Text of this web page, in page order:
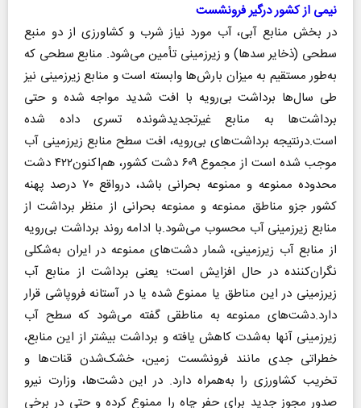
نیمی از کشور درگیر فرونشست
در بخش منابع آبی، آب مورد نیاز شرب و کشاورزی از دو منبع
سطحی (ذخایر سدها) و زیرزمینی تأمین می‌شود. منابع سطحی که
به‌طور مستقیم به میزان بارش‌ها وابسته است و منابع زیرزمینی نیز
طی سال‌ها برداشت بی‌رویه با افت شدید مواجه شده و حتی
برداشت‌ها به منابع غیرتجدیدشونده تسری داده شده
است.درنتیجه برداشت‌های بی‌رویه، افت سطح منابع زیرزمینی آب
موجب شده است از مجموع ۶۰۹ دشت کشور، هم‌اکنون۴۲۲ دشت
محدوده ممنوعه و ممنوعه بحرانی باشد، درواقع ۷۰ درصد پهنه
کشور جزو مناطق ممنوعه و ممنوعه بحرانی از منظر برداشت از
منابع زیرزمینی آب محسوب می‌شود.با ادامه روند برداشت بی‌رویه
از منابع آب زیرزمینی، شمار دشت‌های ممنوعه در ایران به‌شکلی
نگران‌کننده در حال افزایش است؛ یعنی برداشت از منابع آب
زیرزمینی در این مناطق یا ممنوع شده یا در آستانه فروپاشی قرار
دارد.دشت‌های ممنوعه به مناطقی گفته می‌شود که سطح آب
زیرزمینی آنها به‌شدت کاهش یافته و برداشت بیشتر از این منابع،
خطراتی جدی مانند فرونشست زمین، خشک‌شدن قنات‌ها و
تخریب کشاورزی را به‌همراه دارد. در این دشت‌ها، وزارت نیرو
صدور مجوز جدید برای حفر چاه را ممنوع کرده و حتی در برخی